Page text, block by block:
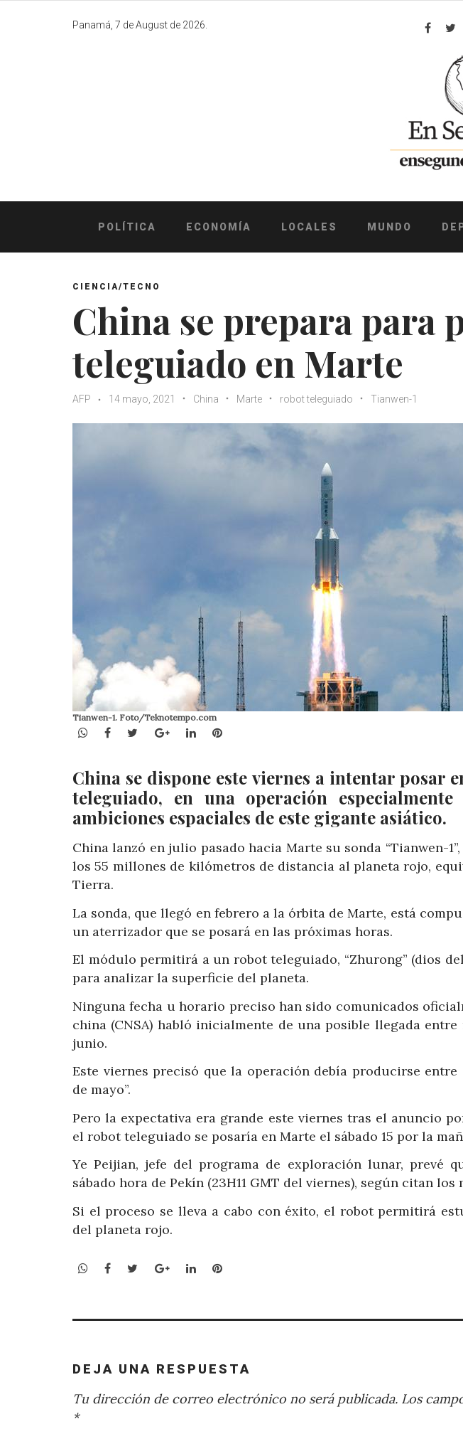
Panamá, 7 de August de 2026.
POLÍTICA ECONOMÍA LOCALES MUNDO
CIENCIA/TECNO
China se prepara para
teleguiado en Marte
AFP 14 mayo, 2021 China Marte robot teleguiado Tianwen-1
Tianwen-1. Foto/Teknotempo.com
WhatsApp
Facebook
TwitterGoogle+LinkedInPinterest
China se dispone este viernes a intentar posar
teleguiado, en una operación
ambiciones espaciales de este gigante asiático.
China lanzó en julio pasado hacia Marte su sonda “Tianwen-
los 55 millones de kilómetros de distancia al planeta rojo,
Tierra.
La sonda, que llegó en febrero a la órbita de Marte, está
un aterrizador que se posará en las próximas horas.
El módulo permitirá a un robot teleguiado, “Zhurong” (dios
para analizar la superficie del planeta.
Ninguna fecha u horario preciso han sido comunicados
china (CNSA) habló inicialmente de una posible llegada
junio.
Este viernes precisó que la operación debía producirse entre
de mayo”.
Pero la expectativa era grande este viernes tras el anuncio
el robot teleguiado se posaría en Marte el sábado 15 por la
Ye Peijian, jefe del programa de exploración lunar, prevé
sábado hora de Pekín (23H11 GMT del viernes), según citan los
Si el proceso se lleva a cabo con éxito, el robot permitirá
del planeta rojo.
WhatsApp
Facebook
TwitterGoogle+LinkedInPinterest
DEJA UNA RESPUESTA
Tu dirección de correo electrónico no será publicada. Los
*